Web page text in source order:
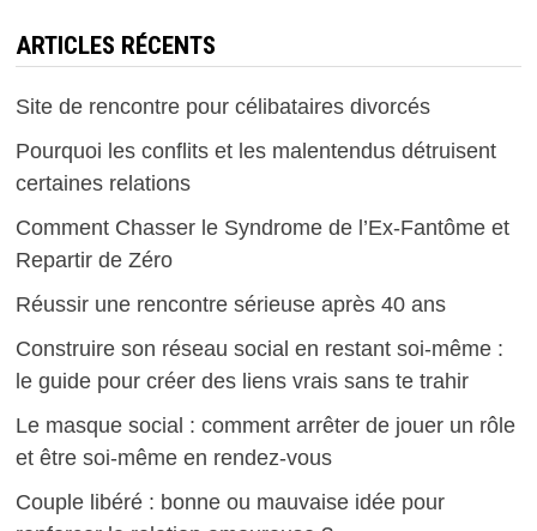
ARTICLES RÉCENTS
Site de rencontre pour célibataires divorcés
Pourquoi les conflits et les malentendus détruisent
certaines relations
Comment Chasser le Syndrome de l’Ex-Fantôme et
Repartir de Zéro
Réussir une rencontre sérieuse après 40 ans
Construire son réseau social en restant soi-même :
le guide pour créer des liens vrais sans te trahir
Le masque social : comment arrêter de jouer un rôle
et être soi-même en rendez-vous
Couple libéré : bonne ou mauvaise idée pour